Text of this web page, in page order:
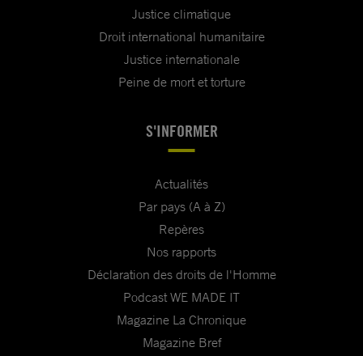
Justice climatique
Droit international humanitaire
Justice internationale
Peine de mort et torture
S'INFORMER
Actualités
Par pays (A à Z)
Repères
Nos rapports
Déclaration des droits de l'Homme
Podcast WE MADE IT
Magazine La Chronique
Magazine Bref